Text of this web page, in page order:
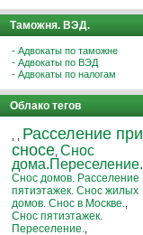
Таможня. ВЭД.
- Адвокаты по таможне
- Адвокаты по ВЭД
- Адвокаты по налогам
Облако тегов
Расселение при
сносе Снос
дома.Переселение.
Снос домов. Расселение
пятиэтажек. Снос жилых
домов. Снос в Москве.
Снос пятиэтажек.
Переселение.